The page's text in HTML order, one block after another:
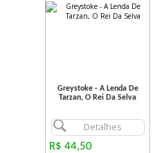
Greystoke - A Lenda De
Tarzan, O Rei Da Selva
Detalhes
R$ 44,50